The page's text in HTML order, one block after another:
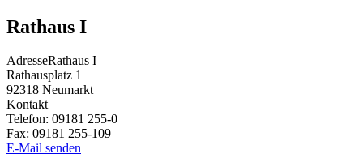
Rathaus I
AdresseRathaus I
Rathausplatz 1
92318 Neumarkt
Kontakt
Telefon: 09181 255-0
Fax: 09181 255-109
E-Mail senden